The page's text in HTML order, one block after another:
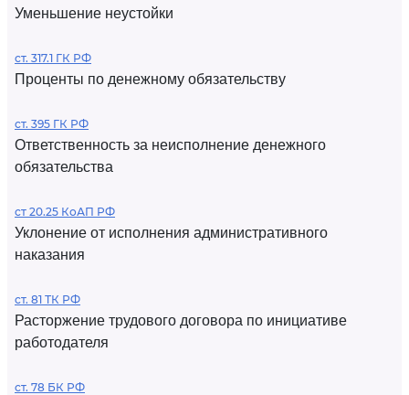
Уменьшение неустойки
ст. 317.1 ГК РФ
Проценты по денежному обязательству
ст. 395 ГК РФ
Ответственность за неисполнение денежного
обязательства
ст 20.25 КоАП РФ
Уклонение от исполнения административного
наказания
ст. 81 ТК РФ
Расторжение трудового договора по инициативе
работодателя
ст. 78 БК РФ